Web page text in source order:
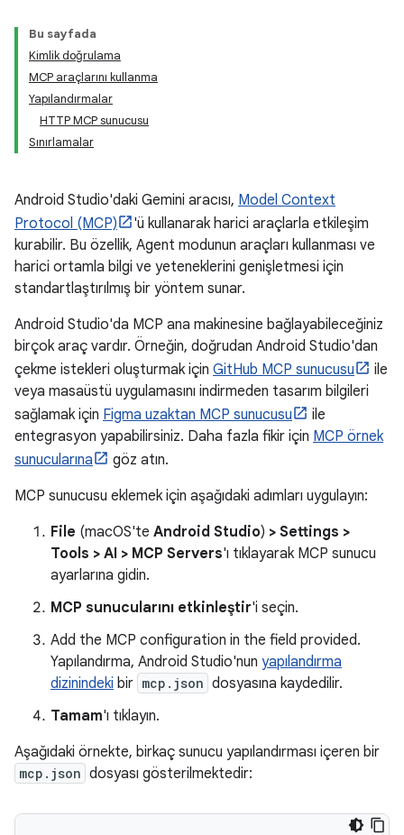
Bu sayfada
Kimlik doğrulama
MCP araçlarını kullanma
Yapılandırmalar
HTTP MCP sunucusu
Sınırlamalar
Android Studio'daki Gemini aracısı, Model Context
Protocol (MCP)
'ü kullanarak harici araçlarla etkileşim
kurabilir. Bu özellik, Agent modunun araçları kullanması ve
harici ortamla bilgi ve yeteneklerini genişletmesi için
standartlaştırılmış bir yöntem sunar.
Android Studio'da MCP ana makinesine bağlayabileceğiniz
birçok araç vardır. Örneğin, doğrudan Android Studio'dan
çekme istekleri oluşturmak için GitHub MCP sunucusu
ile
veya masaüstü uygulamasını indirmeden tasarım bilgileri
sağlamak için Figma uzaktan MCP sunucusu
ile
entegrasyon yapabilirsiniz. Daha fazla fikir için MCP örnek
sunucularına
göz atın.
MCP sunucusu eklemek için aşağıdaki adımları uygulayın:
File (macOS'te Android Studio) > Settings >
Tools > AI > MCP Servers'ı tıklayarak MCP sunucu
ayarlarına gidin.
MCP sunucularını etkinleştir'i seçin.
Add the MCP configuration in the field provided.
Yapılandırma, Android Studio'nun yapılandırma
dizinindeki bir mcp.json dosyasına kaydedilir.
Tamam'ı tıklayın.
Aşağıdaki örnekte, birkaç sunucu yapılandırması içeren bir
mcp.json dosyası gösterilmektedir: